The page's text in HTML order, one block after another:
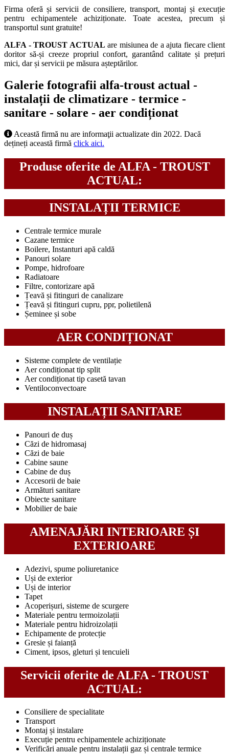
Firma oferă și servicii de consiliere, transport, montaj și execuție
pentru echipamentele achiziționate. Toate acestea, precum și
transportul sunt gratuite!
ALFA - TROUST ACTUAL are misiunea de a ajuta fiecare client
doritor să-și creeze propriul confort, garantând calitate și prețuri
mici, dar și servicii pe măsura așteptărilor.
Galerie fotografii alfa-troust actual -
instalații de climatizare - termice -
sanitare - solare - aer condiționat
Această firmă nu are informaţii actualizate din 2022. Dacă
dețineți această firmă click aici.
Produse oferite de ALFA - TROUST
ACTUAL:
INSTALAȚII TERMICE
Centrale termice murale
Cazane termice
Boilere, Instanturi apă caldă
Panouri solare
Pompe, hidrofoare
Radiatoare
Filtre, contorizare apă
Țeavă și fitinguri de canalizare
Țeavă și fitinguri cupru, ppr, polietilenă
Șeminee și sobe
AER CONDIȚIONAT
Sisteme complete de ventilație
Aer condiționat tip split
Aer condiționat tip casetă tavan
Ventiloconvectoare
INSTALAȚII SANITARE
Panouri de duș
Căzi de hidromasaj
Căzi de baie
Cabine saune
Cabine de duș
Accesorii de baie
Armături sanitare
Obiecte sanitare
Mobilier de baie
AMENAJĂRI INTERIOARE ȘI
EXTERIOARE
Adezivi, spume poliuretanice
Uși de exterior
Uși de interior
Tapet
Acoperișuri, sisteme de scurgere
Materiale pentru termoizolații
Materiale pentru hidroizolații
Echipamente de protecție
Gresie și faianță
Ciment, ipsos, gleturi și tencuieli
Servicii oferite de ALFA - TROUST
ACTUAL:
Consiliere de specialitate
Transport
Montaj și instalare
Execuție pentru echipamentele achiziționate
Verificări anuale pentru instalații gaz și centrale termice